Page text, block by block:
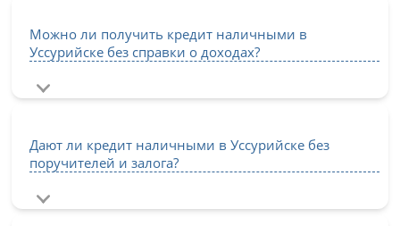
Можно ли получить кредит наличными в
Уссурийске без справки о доходах?
Дают ли кредит наличными в Уссурийске без
поручителей и залога?